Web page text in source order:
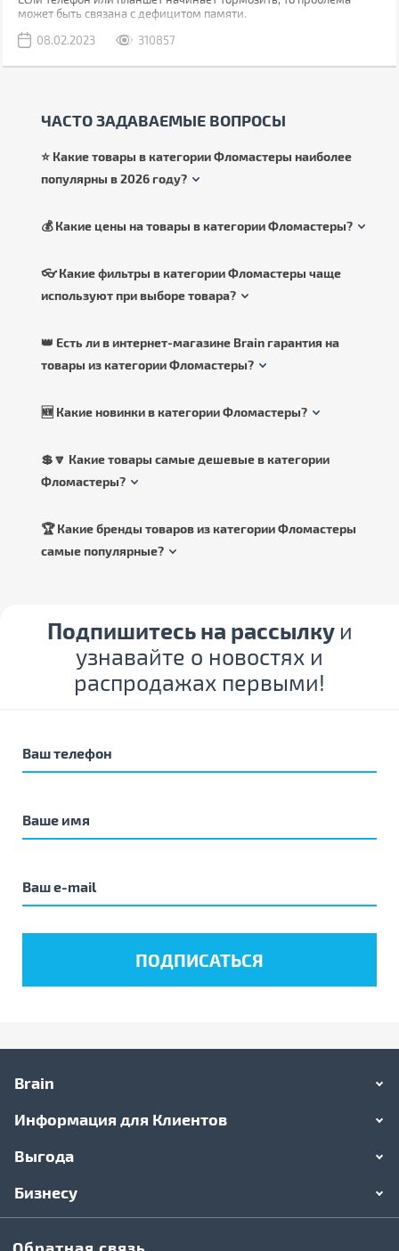
может быть связана с дефицитом памяти.
08.02.2023
310857
ЧАСТО ЗАДАВАЕМЫЕ ВОПРОСЫ
⭐ Какие товары в категории Фломастеры наиболее
популярны в 2026 году?
💰 Какие цены на товары в категории Фломастеры?
👓 Какие фильтры в категории Фломастеры чаще
используют при выборе товара?
👑 Есть ли в интернет-магазине Brain гарантия на
товары из категории Фломастеры?
🆕 Какие новинки в категории Фломастеры?
💲🔽 Какие товары самые дешевые в категории
Фломастеры?
🏆 Какие бренды товаров из категории Фломастеры
самые популярные?
Подпишитесь на рассылку и
узнавайте о новостях и
распродажах первыми!
Brain
Информация для Клиентов
Выгода
Бизнесу
Обратная связь